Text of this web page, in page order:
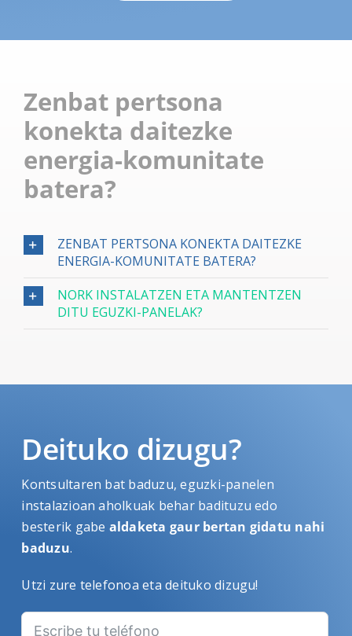
Zenbat pertsona
konekta daitezke
energia-komunitate
batera?
ZENBAT PERTSONA KONEKTA DAITEZKE
ENERGIA-KOMUNITATE BATERA?
NORK INSTALATZEN ETA MANTENTZEN
DITU EGUZKI-PANELAK?
Deituko dizugu?
Kontsultaren bat baduzu, eguzki-panelen
instalazioan aholkuak behar badituzu edo
besterik gabe aldaketa gaur bertan gidatu nahi
baduzu.
Utzi zure telefonoa eta deituko dizugu!